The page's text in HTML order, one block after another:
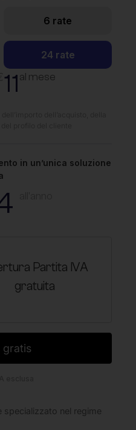
6 rate
24 rate
11al mese
in un’unica soluzione
Partita IVA
gratuita
gratis
nel regime